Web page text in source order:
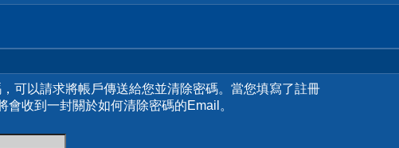
可以請求將帳戶傳送給您並清除密碼。當您填寫了註冊
收到一封關於如何清除密碼的Email。